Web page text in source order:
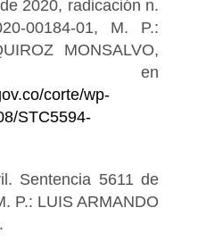
2020, radicación n.
00184-01, M. P.:
MONSALVO,
en
corte/wp-
STC5594-
Sentencia 5611 de
P.: LUIS ARMANDO